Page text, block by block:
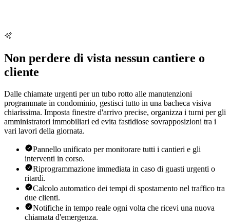
Non perdere di vista nessun cantiere o
cliente
Dalle chiamate urgenti per un tubo rotto alle manutenzioni
programmate in condominio, gestisci tutto in una bacheca visiva
chiarissima. Imposta finestre d'arrivo precise, organizza i turni per gli
amministratori immobiliari ed evita fastidiose sovrapposizioni tra i
vari lavori della giornata.
Pannello unificato per monitorare tutti i cantieri e gli
interventi in corso.
Riprogrammazione immediata in caso di guasti urgenti o
ritardi.
Calcolo automatico dei tempi di spostamento nel traffico tra
due clienti.
Notifiche in tempo reale ogni volta che ricevi una nuova
chiamata d'emergenza.